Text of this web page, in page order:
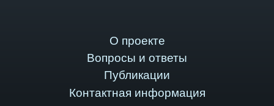
О проекте
Вопросы и ответы
Публикации
Контактная информация